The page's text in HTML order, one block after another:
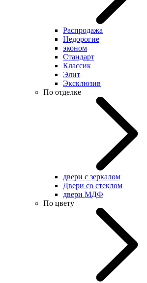
Распродажа
Недорогие
эконом
Стандарт
Классик
Элит
Эксклюзив
По отделке
двери с зеркалом
Двери со стеклом
двери МДФ
По цвету